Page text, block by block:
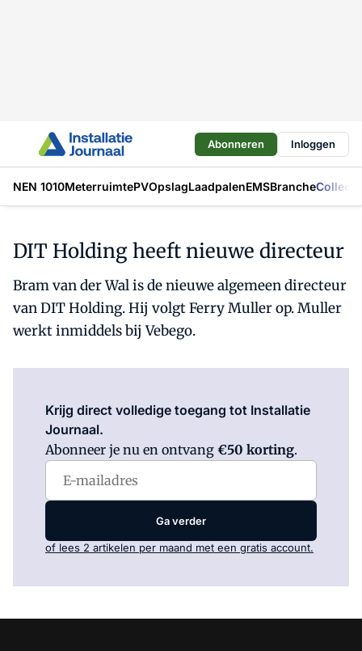
Abonneren Inloggen
NEN 1010MeterruimtePVOpslagLaadpalenEMSBranche
DIT Holding heeft nieuwe directeur
Bram van der Wal is de nieuwe algemeen directeur
van DIT Holding. Hij volgt Ferry Muller op. Muller
werkt inmiddels bij Vebego.
Krijg direct volledige toegang tot Installatie
Journaal.
Abonneer je nu en ontvang €50 korting.
Ga verder
of lees 2 artikelen per maand met een gratis account.